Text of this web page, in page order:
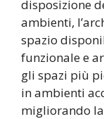
disposizione
ambienti,
spazio
funzionale e
gli spazi più
in ambienti
migliorando